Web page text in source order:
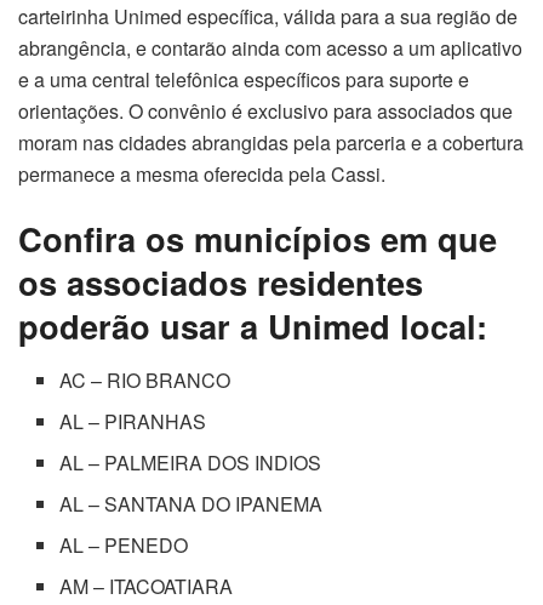
carteirinha Unimed específica, válida para a sua região de
abrangência, e contarão ainda com acesso a um aplicativo
e a uma central telefônica específicos para suporte e
orientações. O convênio é exclusivo para associados que
moram nas cidades abrangidas pela parceria e a cobertura
permanece a mesma oferecida pela Cassi.
Confira os municípios em que
os associados residentes
poderão usar a Unimed local:
AC – RIO BRANCO
AL – PIRANHAS
AL – PALMEIRA DOS INDIOS
AL – SANTANA DO IPANEMA
AL – PENEDO
AM – ITACOATIARA